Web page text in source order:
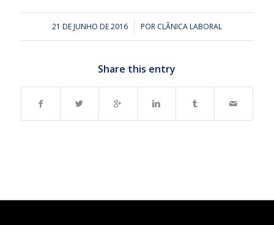
21 DE JUNHO DE 2016
/ POR CLÃ­NICA LABORAL
Share this entry